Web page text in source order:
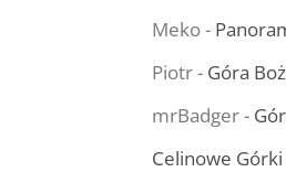
Meko-
Piotr- Góra
mrBadger-
Celinowe Górki